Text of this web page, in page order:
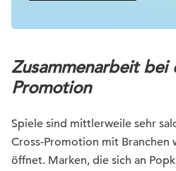
Zusammenarbeit bei
Promotion
Spiele sind mittlerweile sehr
Cross-Promotion mit Branchen
öffnet. Marken, die sich an